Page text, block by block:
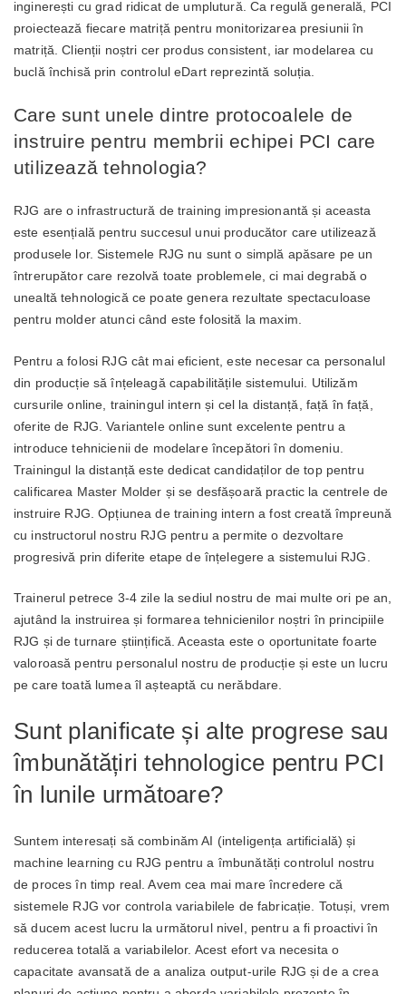
inginerești cu grad ridicat de umplutură. Ca regulă generală, PCI
proiectează fiecare matriță pentru monitorizarea presiunii în
matriță. Clienții noștri cer produs consistent, iar modelarea cu
buclă închisă prin controlul eDart reprezintă soluția.
Care sunt unele dintre protocoalele de
instruire pentru membrii echipei PCI care
utilizează tehnologia?
RJG are o infrastructură de training impresionantă și aceasta
este esențială pentru succesul unui producător care utilizează
produsele lor. Sistemele RJG nu sunt o simplă apăsare pe un
întrerupător care rezolvă toate problemele, ci mai degrabă o
unealtă tehnologică ce poate genera rezultate spectaculoase
pentru molder atunci când este folosită la maxim.
Pentru a folosi RJG cât mai eficient, este necesar ca personalul
din producție să înțeleagă capabilitățile sistemului. Utilizăm
cursurile online, trainingul intern și cel la distanță, față în față,
oferite de RJG. Variantele online sunt excelente pentru a
introduce tehnicienii de modelare începători în domeniu.
Trainingul la distanță este dedicat candidaților de top pentru
calificarea Master Molder și se desfășoară practic la centrele de
instruire RJG. Opțiunea de training intern a fost creată împreună
cu instructorul nostru RJG pentru a permite o dezvoltare
progresivă prin diferite etape de înțelegere a sistemului RJG.
Trainerul petrece 3-4 zile la sediul nostru de mai multe ori pe an,
ajutând la instruirea și formarea tehnicienilor noștri în principiile
RJG și de turnare științifică. Aceasta este o oportunitate foarte
valoroasă pentru personalul nostru de producție și este un lucru
pe care toată lumea îl așteaptă cu nerăbdare.
Sunt planificate și alte progrese sau
îmbunătățiri tehnologice pentru PCI
în lunile următoare?
Suntem interesați să combinăm AI (inteligența artificială) și
machine learning cu RJG pentru a îmbunătăți controlul nostru
de proces în timp real. Avem cea mai mare încredere că
sistemele RJG vor controla variabilele de fabricație. Totuși, vrem
să ducem acest lucru la următorul nivel, pentru a fi proactivi în
reducerea totală a variabilelor. Acest efort va necesita o
capacitate avansată de a analiza output-urile RJG și de a crea